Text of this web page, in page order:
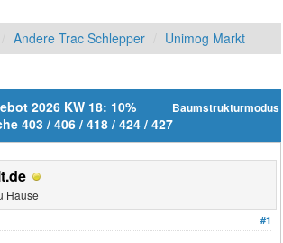
Andere Trac Schlepper Unimog Markt
Baumstrukturmodus
2026 KW 18: 10%
403 / 406 / 418 / 424 / 427
Hause
#1